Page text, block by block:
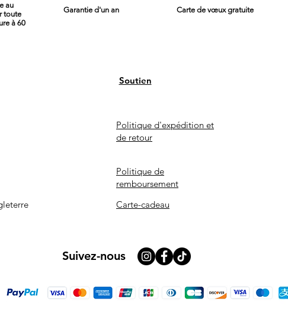
au
toute
à 60
Garantie d'un an Carte de vœux gratuite
Soutien
Politique d'expédition et
de retour
Politique de
remboursement
Carte-cadeau
Suivez-nous